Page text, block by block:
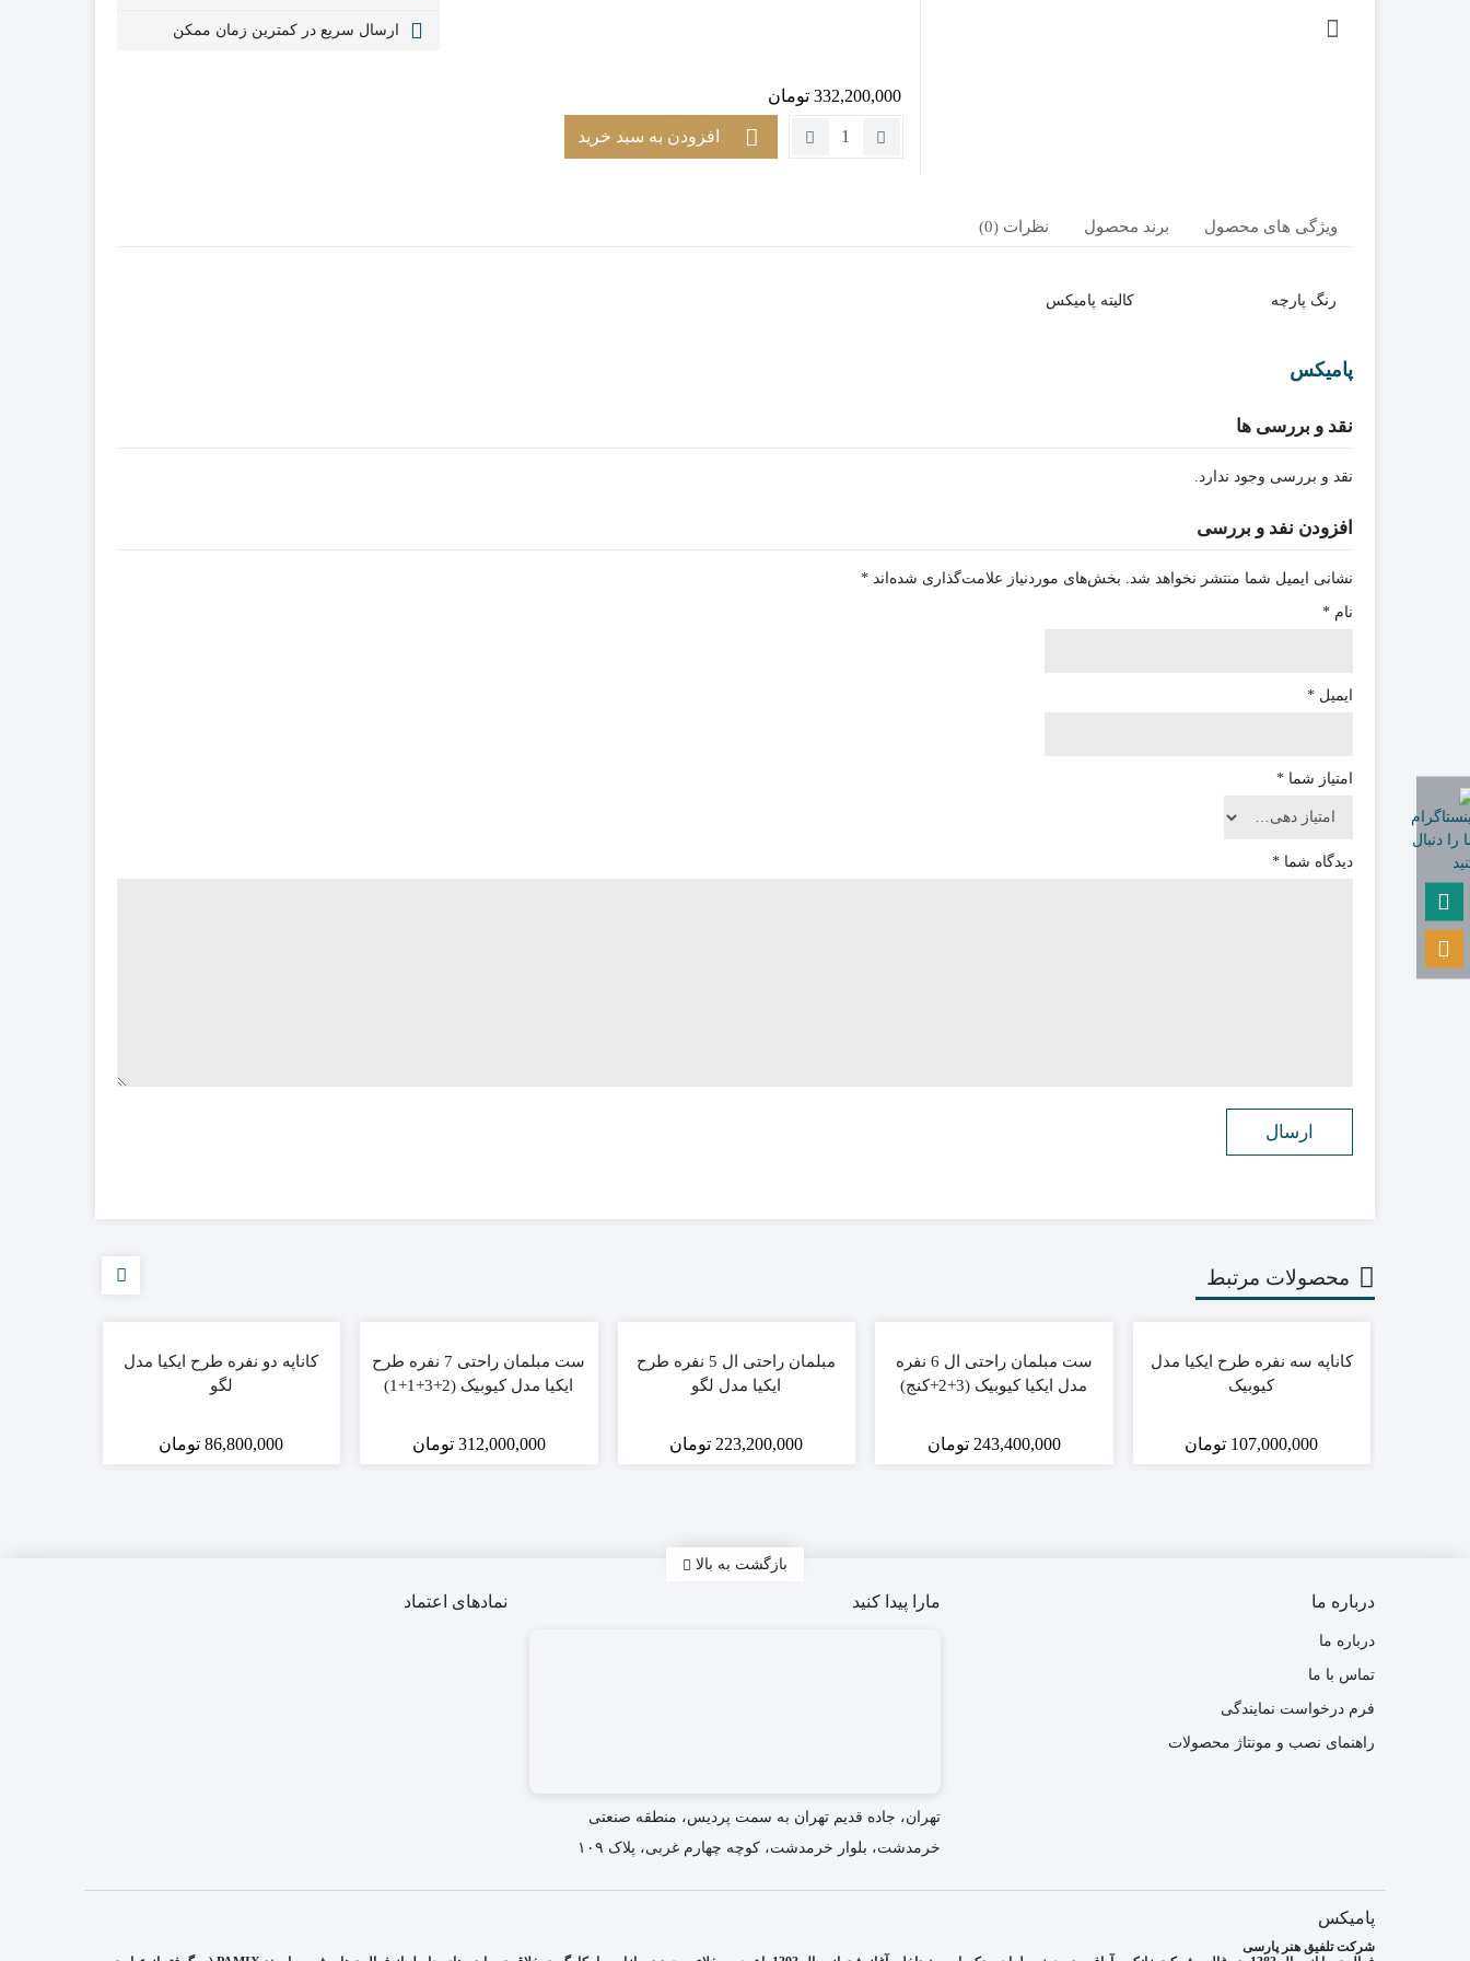
ارسال سریع در کمترین زمان ممکن
332,200,000 تومان
تعداد:
افزودن به سبد خرید
ویژگی های محصول برند محصول نظرات (0)
رنگ پارچه کالیته پامیکس
پامیکس
نقد و بررسی ها
نقد و بررسی وجود ندارد.
افزودن نفد و بررسی
نشانی ایمیل شما منتشر نخواهد شد. بخش‌های موردنیاز علامت‌گذاری شده‌اند *
نام *
ایمیل *
امتیاز شما *
دیدگاه شما *
محصولات مرتبط
کاناپه سه نفره طرح ایکیا مدل
کیوبیک
107,000,000 تومان
ست مبلمان راحتی ال 6 نفره
مدل ایکیا کیوبیک (3+2+کنج)
243,400,000 تومان
مبلمان راحتی ال 5 نفره طرح
ایکیا مدل لگو
223,200,000 تومان
ست مبلمان راحتی 7 نفره طرح
ایکیا مدل کیوبیک (2+3+1+1)
312,000,000 تومان
کاناپه دو نفره طرح ایکیا مدل
لگو
86,800,000 تومان
بازگشت به بالا
درباره ما
درباره ما
تماس با ما
فرم درخواست نمایندگی
راهنمای نصب و مونتاژ محصولات
مارا پیدا کنید
تهران، جاده قدیم تهران به سمت پردیس، منطقه صنعتی
خرمدشت، بلوار خرمدشت، کوچه چهارم غربی، پلاک ۱۰۹
نمادهای اعتماد
پامیکس
شرکت تلفیق هنر پارسی